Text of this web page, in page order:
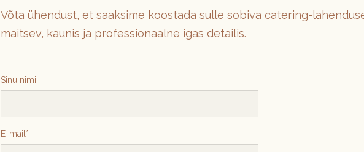
Võta ühendust, et saaksime koostada sulle sobiva catering-
maitsev, kaunis ja professionaalne igas detailis.
Sinu nimi
E-mail